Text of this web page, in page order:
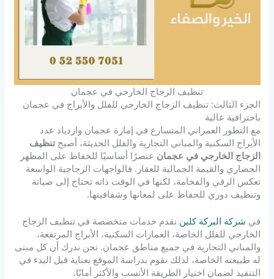
تنظيف الزجاج الخارجي في عجمان
الجزء الثالث: تنظيف الزجاج الخارجي للفلل والأبراج في عجمان
باحترافية عالية
مع التطور العمراني المتسارع في إمارة عجمان وازدياد عدد
الأبراج السكنية والمباني التجارية والفلل الحديثة، أصبحتنظيف
الزجاج الخارجي في عجمان عنصرًا أساسيًا للحفاظ على المظهر
الحضاري والقيمة الجمالية للعقار. فالواجهات الزجاجية الواسعة
تعكس الرقي والفخامة، لكنها في الوقت ذاته تحتاج إلى صيانة
وتنظيف دوري للحفاظ على لمعانها وشفافيتها.
في شركة البركة كلين نقدم خدمات متخصصة في تنظيف الزجاج
الخارجي للفلل الخاصة، العمارات السكنية، الأبراج المرتفعة،
والمباني التجارية في جميع مناطق عجمان. نحن ندرك أن كل مبنى
له طبيعته الخاصة، لذلك نقوم بدراسة الموقع بعناية قبل البدء في
التنفيذ لضمان اختيار الطريقة الأنسب والأكثر أمانًا.